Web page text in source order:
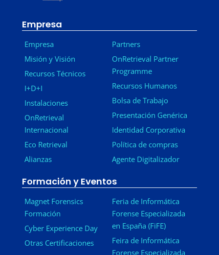
Empresa
Empresa
Misión y Visión
Recursos Técnicos
I+D+I
Instalaciones
OnRetrieval
Internacional
Eco Retrieval
Alianzas
Partners
OnRetrieval Partner
Programme
Recursos Humanos
Bolsa de Trabajo
Presentación Genérica
Identidad Corporativa
Política de compras
Agente Digitalizador
Formación y Eventos
Magnet Forensics
Formación
Cyber Experience Day
Otras Certificaciones
Feria de Informática
Forense Especializada
en España (FiFE)
Feira de Informática
Forense Especializada